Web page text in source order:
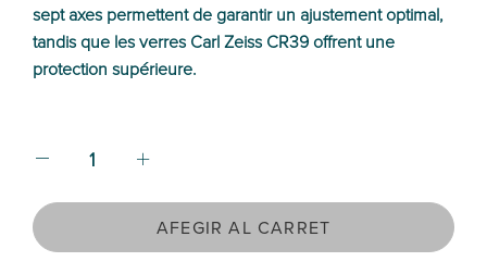
sept axes permettent de garantir un ajustement optimal,
tandis que les verres Carl Zeiss CR39 offrent une
protection supérieure.
AFEGIR AL CARRET